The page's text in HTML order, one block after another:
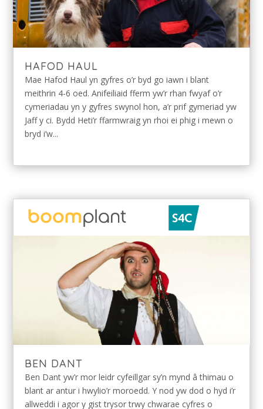
HAFOD HAUL
Mae Hafod Haul yn gyfres o’r byd go iawn i blant
meithrin 4-6 oed. Anifeiliaid fferm yw’r rhan fwyaf o’r
cymeriadau yn y gyfres swynol hon, a’r prif gymeriad yw
Jaff y ci. Bydd Heti’r ffarmwraig yn rhoi ei phig i mewn o
bryd i’w...
BEN DANT
Ben Dant yw’r mor leidr cyfeillgar sy’n mynd â thimau o
blant ar antur i hwylio’r moroedd. Y nod yw dod o hyd i’r
allweddi i agor y gist trysor trwy chwarae cyfres o